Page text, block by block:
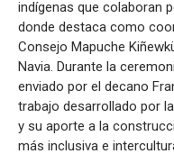
indígenas que colaboran
donde destaca como
Consejo Mapuche
Navia. Durante la
enviado por el decano
trabajo desarrollado por
y su aporte a la
más inclusiva e